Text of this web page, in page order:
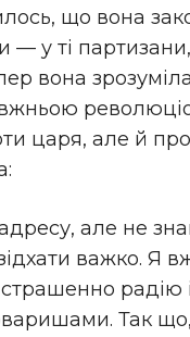
що вона
у ті
вона
царя, але й
але не
важко. Я
радію
Так